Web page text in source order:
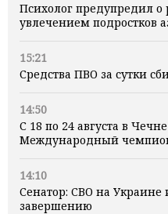
Психолог предупредил о
увлечением подростков
15:21
Средства ПВО за сутки
14:50
С 18 по 24 августа в
Международный
14:10
Сенатор: СВО на Украине
завершению